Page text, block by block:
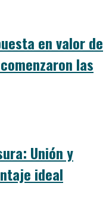
en valor de
las
Unión y
ideal